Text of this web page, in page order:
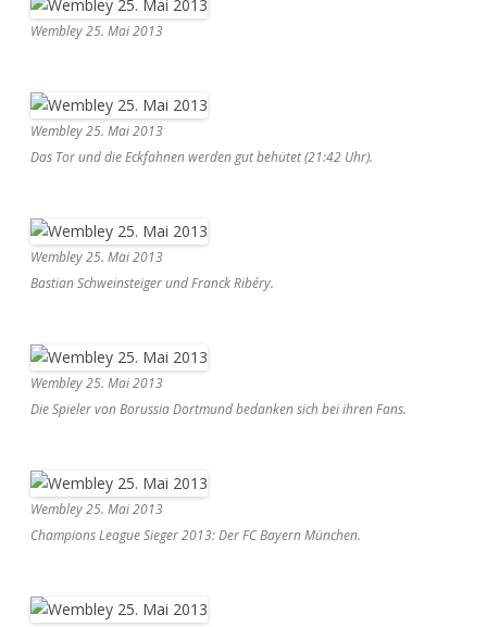
Wembley 25. Mai 2013
Wembley 25. Mai 2013
Das Tor und die Eckfahnen werden gut behütet (21:42 Uhr).
Wembley 25. Mai 2013
Bastian Schweinsteiger und Franck Ribéry.
Wembley 25. Mai 2013
Die Spieler von Borussia Dortmund bedanken sich bei ihren Fans.
Wembley 25. Mai 2013
Champions League Sieger 2013: Der FC Bayern München.